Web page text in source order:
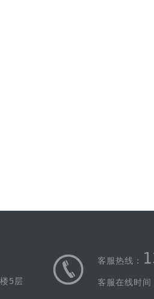
5层
客服热线：
客服在线时